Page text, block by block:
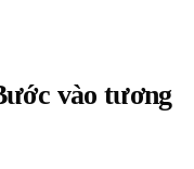
vào tương